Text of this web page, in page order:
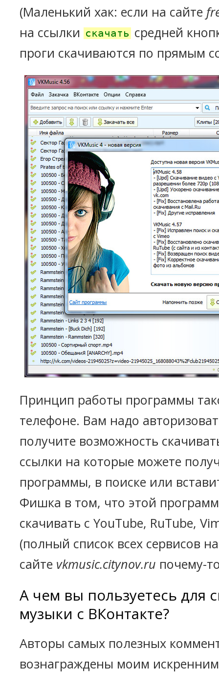
(Маленький хак: если на сайте
на ссылки скачать средней
проги скачиваются по прямым
Принцип работы программы
телефоне. Вам надо
получите возможность
ссылки на которые можете
программы, в поиске или
Фишка в том, что этой
скачивать с YouTube, RuTube,
(полный список всех сервисов
сайте vkmusic.citynov.ru почему-
А чем вы пользуетесь для
музыки с ВКонтакте?
Авторы самых полезных
вознаграждены моим